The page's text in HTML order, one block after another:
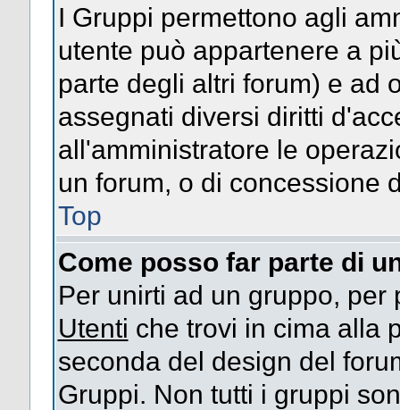
I Gruppi permettono agli
utente può appartenere a
parte degli altri forum) e ad
assegnati diversi diritti
all'amministratore le
un forum, o di concessione
Top
Come posso far parte di
Per unirti ad un gruppo,
Utenti che trovi in cima alla
seconda del design del
Gruppi. Non tutti i gruppi